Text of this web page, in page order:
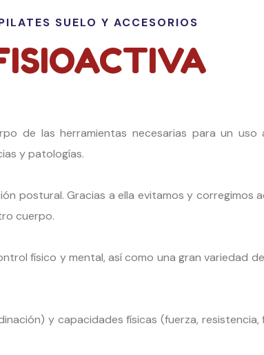
SUELO Y ACCESORIOS
de las herramientas necesarias para un uso
y patologías.
postural. Gracias a ella evitamos y corregimos
cuerpo.
físico y mental, así como una gran variedad
y capacidades físicas (fuerza,